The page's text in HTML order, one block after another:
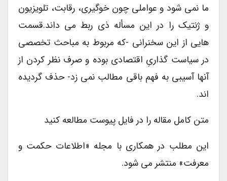
ما نمی شود و عواملی چون خوگیری، رقابت، تلویزیون
و ژنتیک را در این مسأله ذی ربط می داند.قسمت
هایی از این سخنرانی -که مربوط به مباحث تخصصی
در سیاست گذاریِ اقتصادی بوده و صرف نظر کردن از
آنها آسیبی به فهم باقی مطالب نمی زد- حذف گردیده
اند.
متن کامل مقاله را در فایل پیوست مطالعه کنید
این مطلب در همکاری با مجله «اطلاعات حکمت و
معرفت» منتشر می شود.